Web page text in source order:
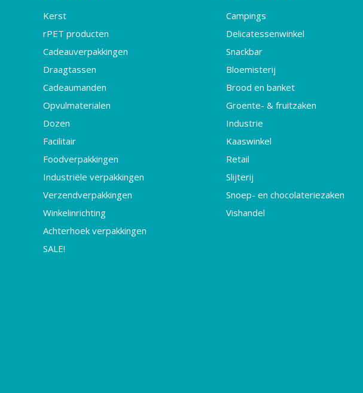
Kerst
rPET producten
Cadeauverpakkingen
Draagtassen
Cadeaumanden
Opvulmaterialen
Dozen
Facilitair
Foodverpakkingen
Industriële verpakkingen
Verzendverpakkingen
Winkelinrichting
Achterhoek verpakkingen
SALE!
Campings
Delicatessenwinkel
Snackbar
Bloemisterij
Brood en banket
Groente- & fruitzaken
Industrie
Kaaswinkel
Retail
Slijterij
Snoep- en chocolateriezaken
Vishandel